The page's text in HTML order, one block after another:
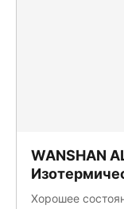
WANSHAN
Хорошее